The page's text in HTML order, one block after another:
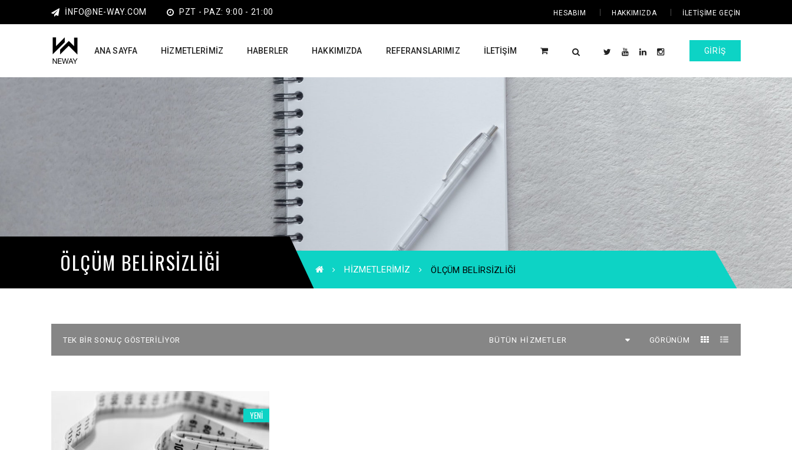
INFO@NE-WAY.COM PZT - PAZ: 9:00 - 21:00 HESABIM HAKKIMIZDA İLETIŞIME GEÇIN
ANA SAYFA HIZMETLERIMIZ HABERLER HAKKIMIZDA REFERANSLARIMIZ İLETIŞIM GIRIŞ
ÖLÇÜM BELIRSIZLIĞI HIZMETLERIMIZ ÖLÇÜM BELIRSIZLIĞI
GÖRÜNÜM
TEK BIR SONUÇ GÖSTERILIYOR
YENI